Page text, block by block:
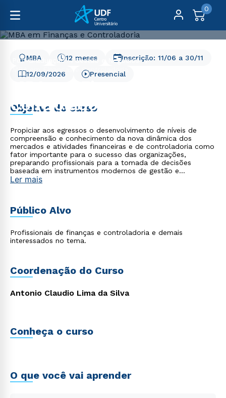
0
Pós-Graduação
Gestão e Negócios
MBA em Finanças e Controladoria
Controladoria
12/09/2026
12 meses
MBA
Presencial
Inscrição: 11/06 a 30/11
Objetivo do curso
Propiciar aos egressos o desenvolvimento de níveis de
compreensão e conhecimento da nova dinâmica dos
mercados e atividades financeiras e de controladoria como
fator importante para o sucesso das organizações,
preparando profissionais para a tomada de decisões
baseada em instrumentos modernos de gestão e
consultoria financeira e de controladoria, especificamente:
com sucesso nos processos financeiros; Capacitar
profissionais para altos desempenhos em controles
conhecimentos sobre o papel da controladoria como
função garantidora da eficácia organizacional; Capacitar
organizacional ou na sociedade; Preparar egressos para
identificar, equacionar e avaliar oportunidades de negócios.
Ler mais
Público Alvo
Profissionais de finanças e controladoria e demais
interessados no tema.
Coordenação do Curso
Antonio Claudio Lima da Silva
Conheça o curso
O que você vai aprender